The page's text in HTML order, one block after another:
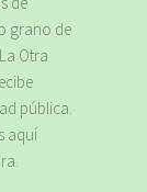
grano de
Otra
pública.
aquí